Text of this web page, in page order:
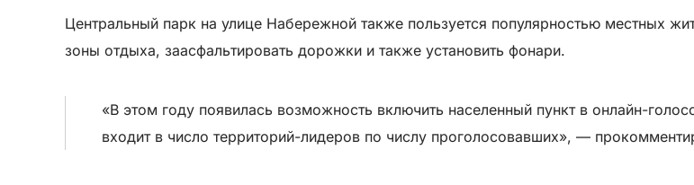
Центральный парк на улице Набережной также пользуется популярностью местных
зоны отдыха, заасфальтировать дорожки и также установить фонари.
«В этом году появилась возможность включить населенный пункт в онлайн-
входит в число территорий-лидеров по числу проголосовавших», —